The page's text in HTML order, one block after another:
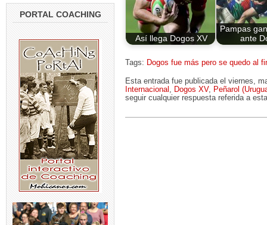
PORTAL COACHING
Así llega Dogos XV
Pampas
ante
Tags: Dogos fue más pero se quedo al
Esta entrada fue publicada el viernes,
Internacional
Dogos XV,
Peñarol
seguir cualquier respuesta referida a